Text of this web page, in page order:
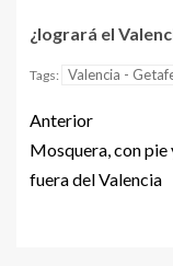
¿logrará el
Tags: Valencia -
Anterior
Mosquera, con pie
fuera del Valencia